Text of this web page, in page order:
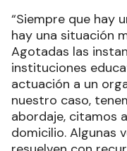
“Siempre que hay
hay una situación
Agotadas las
instituciones
actuación a un
nuestro caso,
abordaje, citamos
domicilio. Algunas